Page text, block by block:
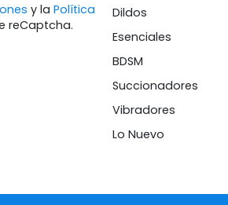
y la Política
reCaptcha.
Dildos
Esenciales
BDSM
Succionadores
Vibradores
Lo Nuevo